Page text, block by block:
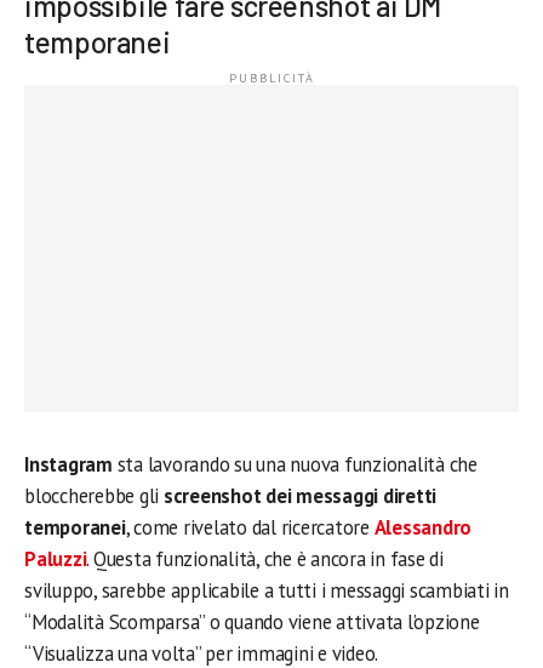
temporanei
Instagram sta lavorando su una nuova funzionalità che
bloccherebbe gli screenshot dei messaggi diretti
temporanei, come rivelato dal ricercatore Alessandro
Paluzzi. Questa funzionalità, che è ancora in fase di
sviluppo, sarebbe applicabile a tutti i messaggi scambiati in
“Modalità Scomparsa” o quando viene attivata l’opzione
“Visualizza una volta” per immagini e video.